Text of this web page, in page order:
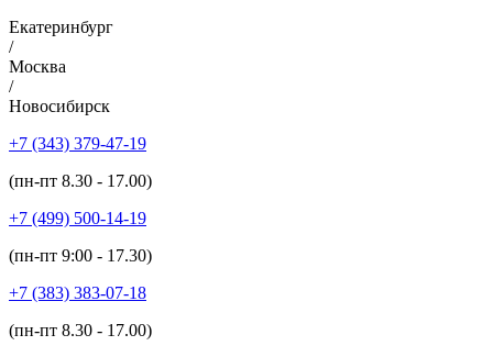
Екатеринбург
/
Москва
/
Новосибирск
+7 (343) 379-47-19
(пн-пт 8.30 - 17.00)
+7 (499) 500-14-19
(пн-пт 9:00 - 17.30)
+7 (383) 383-07-18
(пн-пт 8.30 - 17.00)